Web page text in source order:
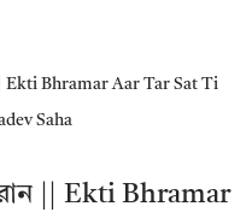
|| Ekti Bhramar Aar Tar Sat Ti
Saha
|| Ekti Bhramar